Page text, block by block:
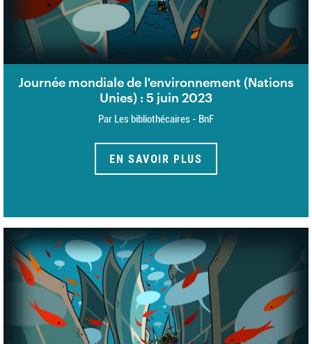
Journée mondiale de l'environnement (Nations
Unies) : 5 juin 2023
Par Les bibliothécaires - BnF
EN SAVOIR PLUS